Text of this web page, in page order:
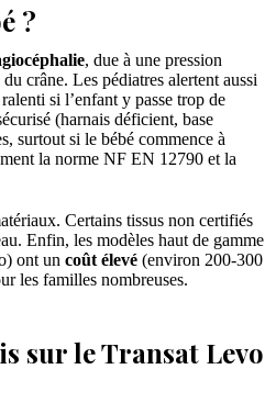
?
, due à une pression
crâne. Les pédiatres alertent aussi
si l’enfant y passe trop de
(harnais déficient, base
surtout si le bébé commence à
la norme NF EN 12790 et la
Certains tissus non certifiés
Enfin, les modèles haut de gamme
ont un coût élevé (environ 200-300
les familles nombreuses.
sur le Transat Levo